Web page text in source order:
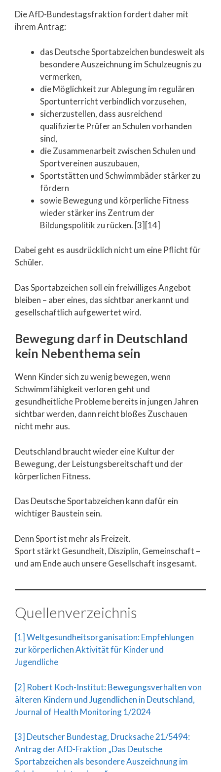
Die AfD-Bundestagsfraktion fordert daher mit
ihrem Antrag:
das Deutsche Sportabzeichen bundesweit als
besondere Auszeichnung im Schulzeugnis zu
vermerken,
die Möglichkeit zur Ablegung im regulären
Sportunterricht verbindlich vorzusehen,
sicherzustellen, dass ausreichend
qualifizierte Prüfer an Schulen vorhanden
sind,
die Zusammenarbeit zwischen Schulen und
Sportvereinen auszubauen,
Sportstätten und Schwimmbäder stärker zu
fördern
sowie Bewegung und körperliche Fitness
wieder stärker ins Zentrum der
Bildungspolitik zu rücken. [3][14]
Dabei geht es ausdrücklich nicht um eine Pflicht für
Schüler.
Das Sportabzeichen soll ein freiwilliges Angebot
bleiben – aber eines, das sichtbar anerkannt und
gesellschaftlich aufgewertet wird.
Bewegung darf in Deutschland
kein Nebenthema sein
Wenn Kinder sich zu wenig bewegen, wenn
Schwimmfähigkeit verloren geht und
gesundheitliche Probleme bereits in jungen Jahren
sichtbar werden, dann reicht bloßes Zuschauen
nicht mehr aus.
Deutschland braucht wieder eine Kultur der
Bewegung, der Leistungsbereitschaft und der
körperlichen Fitness.
Das Deutsche Sportabzeichen kann dafür ein
wichtiger Baustein sein.
Denn Sport ist mehr als Freizeit.
Sport stärkt Gesundheit, Disziplin, Gemeinschaft –
und am Ende auch unsere Gesellschaft insgesamt.
Quellenverzeichnis
[1] Weltgesundheitsorganisation: Empfehlungen
zur körperlichen Aktivität für Kinder und
Jugendliche
[2] Robert Koch-Institut: Bewegungsverhalten von
älteren Kindern und Jugendlichen in Deutschland,
Journal of Health Monitoring 1/2024
[3] Deutscher Bundestag, Drucksache 21/5494:
Antrag der AfD-Fraktion „Das Deutsche
Sportabzeichen als besondere Auszeichnung im